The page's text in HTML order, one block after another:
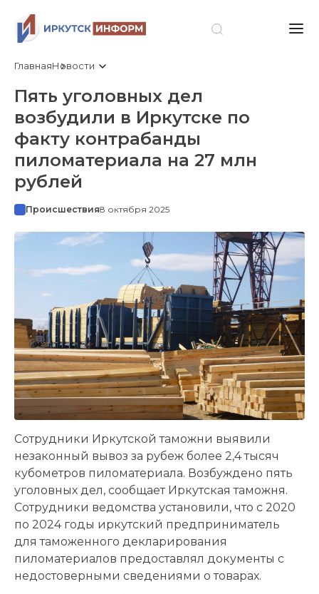
ГлавнаяНовости
Пять уголовных дел
возбудили в Иркутске по
факту контрабанды
пиломатериала на 27 млн
рублей
Происшествия8 октября 2025
Сотрудники Иркутской таможни выявили
незаконный вывоз за рубеж более 2,4 тысяч
кубометров пиломатериала. Возбуждено пять
уголовных дел, сообщает Иркутская таможня.
Сотрудники ведомства установили, что с 2020
по 2024 годы иркутский предприниматель
для таможенного декларирования
пиломатериалов предоставлял документы с
недостоверными сведениями о товарах.